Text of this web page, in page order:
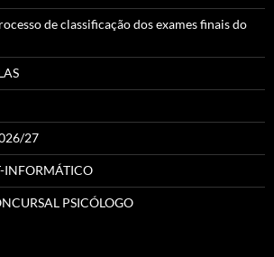
de classificação dos exames finais do
27
INFORMÁTICO
PSICÓLOGO